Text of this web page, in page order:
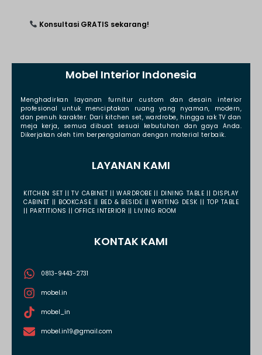
Konsultasi GRATIS sekarang!
Mobel Interior Indonesia
Menghadirkan layanan furnitur custom dan desain interior
profesional untuk menciptakan ruang yang nyaman, modern,
dan penuh karakter. Dari kitchen set, wardrobe, hingga rak TV dan
meja kerja, semua dibuat sesuai kebutuhan dan gaya Anda.
Dikerjakan oleh tim berpengalaman dengan material terbaik.
LAYANAN KAMI
KITCHEN SET || TV CABINET || WARDROBE || DINING TABLE || DISPLAY
CABINET || BOOKCASE || BED & BESIDE || WRITING DESK || TOP TABLE
|| PARTITIONS || OFFICE INTERIOR || LIVING ROOM
KONTAK KAMI
0813-9443-2731
mobel.in
mobel_in
mobel.in19@gmail.com